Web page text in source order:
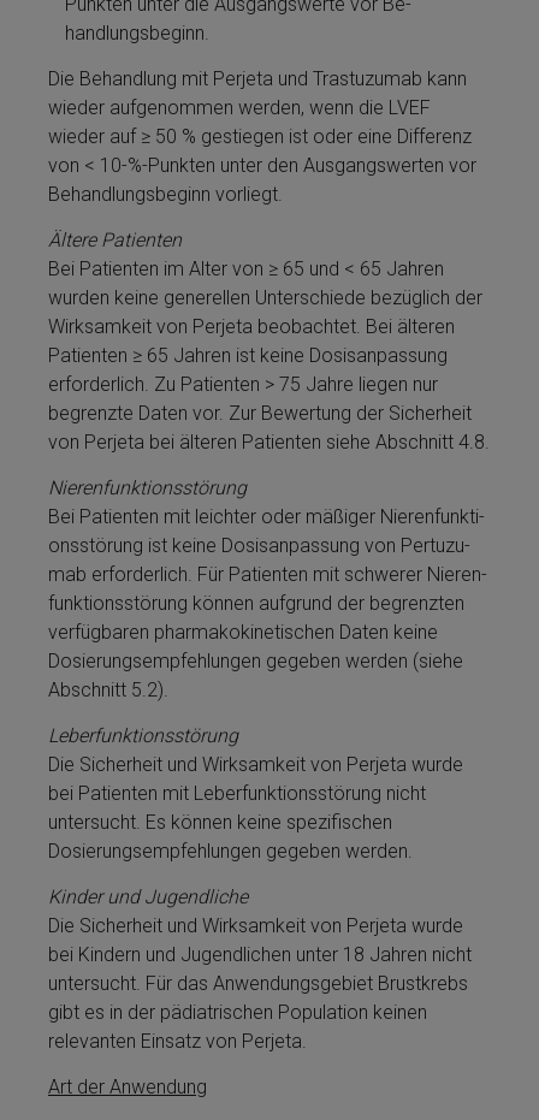
handlungsbeginn.
Die Be­handlung mit Perjeta­ und Tras­tu­zu­mab kann
wieder aufgenommen werden, wenn die LVEF
wieder auf ≥ 50 % gestiegen ist oder eine Differenz
von < 10-%-Punkten unter den Ausgangswerten vor
Be­handlungsbeginn vorliegt.
Ältere Patienten
Bei Patienten im Alter von ≥ 65 und < 65 Jahren
wurden keine generellen Unterschiede bezüglich der
Wirk­samkeit von Perjeta­ be­ob­ach­tet. Bei älteren
Patienten ≥ 65 Jahren ist keine Dosis­an­pas­sung
erforderlich. Zu Patienten > 75 Jahre liegen nur
begrenzte Daten vor. Zur Bewertung der Sicherheit
von Perjeta­ bei älteren Patienten siehe Abschnitt 4.8.
Nie­ren­funk­ti­ons­stö­rung
Bei Patienten mit leichter oder mä­ßi­ger Nie­ren­funk­ti­
ons­stö­rung ist keine Dosis­an­pas­sung von Per­tu­zu­
mab erforderlich. Für Patienten mit schwerer Nie­ren­
funk­ti­ons­stö­rung kön­nen aufgrund der begrenzten
verfügbaren pharmakokinetischen Daten keine
Dosierungsempfehlungen gegeben werden (siehe
Abschnitt 5.2).
Le­berfunktionsstörung
Die Sicherheit und Wirk­samkeit von Perjeta­ wurde
bei Patienten mit Le­berfunktionsstörung nicht
untersucht. Es kön­nen keine spezifischen
Dosierungsempfehlungen gegeben werden.
Kinder und Jugendliche
Die Sicherheit und Wirk­samkeit von Perjeta­ wurde
bei Kindern und Jugendlichen unter 18 Jahren nicht
untersucht. Für das Anwendungsgebiet Brustkrebs
gibt es in der pä­di­atrischen Population keinen
relevanten Einsatz von Perjeta­.
Art der Anwendung